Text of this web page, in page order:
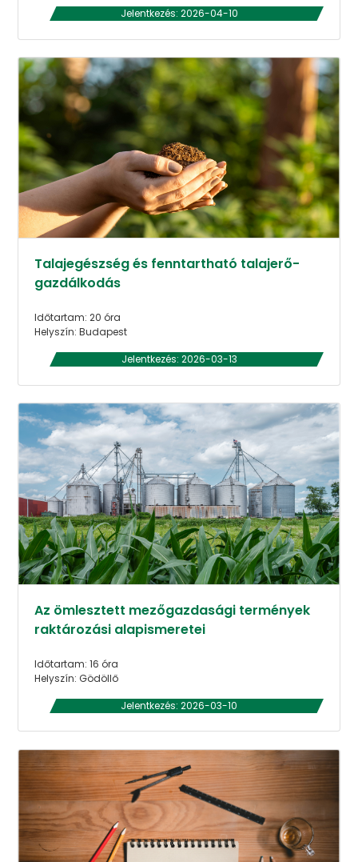
Jelentkezés: 2026-04-10
Talajegészség és fenntartható talajerő-
gazdálkodás
Időtartam: 20 óra
Helyszín: Budapest
Jelentkezés: 2026-03-13
Az ömlesztett mezőgazdasági termények
raktározási alapismeretei
Időtartam: 16 óra
Helyszín: Gödöllő
Jelentkezés: 2026-03-10